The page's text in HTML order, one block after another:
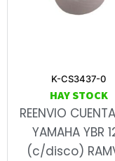
K-CS3437-0
HAY STOCK
REENVIO
YAMAHA YBR
(c/disco)